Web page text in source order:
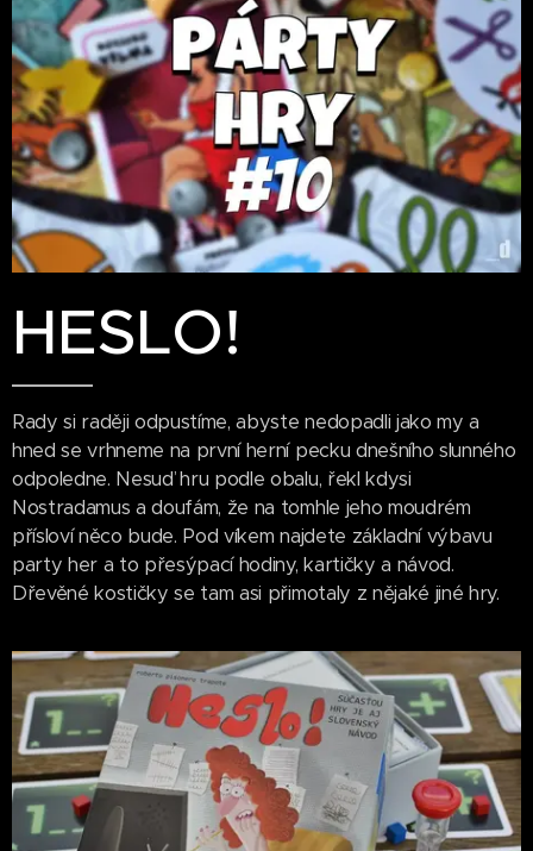
HESLO!
Rady si raději odpustíme, abyste nedopadli jako my a
hned se vrhneme na první herní pecku dnešního slunného
odpoledne. Nesuď hru podle obalu, řekl kdysi
Nostradamus a doufám, že na tomhle jeho moudrém
přísloví něco bude. Pod víkem najdete základní výbavu
party her a to přesýpací hodiny, kartičky a návod.
Dřevěné kostičky se tam asi přimotaly z nějaké jiné hry.